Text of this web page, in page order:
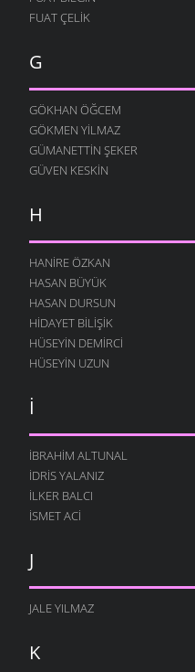
FUAT ÇELIK
G
GÖKHAN ÖĞCEM
GÖKMEN YILMAZ
GÜMANETTIN ŞEKER
GÜVEN KESKIN
H
HANIRE ÖZKAN
HASAN BÜYÜK
HASAN DURSUN
HIDAYET BILIŞIK
HÜSEYIN DEMIRCI
HÜSEYIN UZUN
İ
İBRAHIM ALTUNAL
İDRIS YALANIZ
İLKER BALCI
İSMET ACI
J
JALE YILMAZ
K